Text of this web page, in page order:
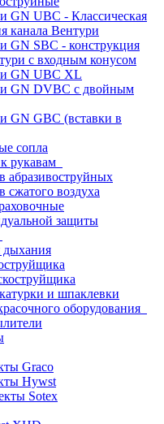
GN UBC - Классическая
канала Вентури
GN SBC - конструкция
c входным конусом
GN UBC XL
GN DVBC с двойным
GN GBC (вставки в
сопла
рукавам
абразивоструйных
сжатого воздуха
защиты
дыхания
и шпаклевки
оборудования
Graco
Hywst
Sotex